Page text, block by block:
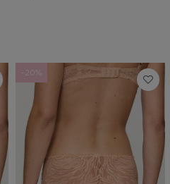
-20%